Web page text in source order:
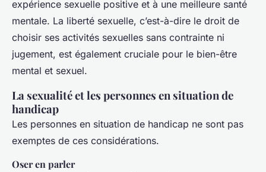
expérience sexuelle positive et à une meilleure santé
mentale. La liberté sexuelle, c’est-à-dire le droit de
choisir ses activités sexuelles sans contrainte ni
jugement, est également cruciale pour le bien-être
mental et sexuel.
La sexualité et les personnes en situation de
handicap
Les personnes en situation de handicap ne sont pas
exemptes de ces considérations.
Oser en parler